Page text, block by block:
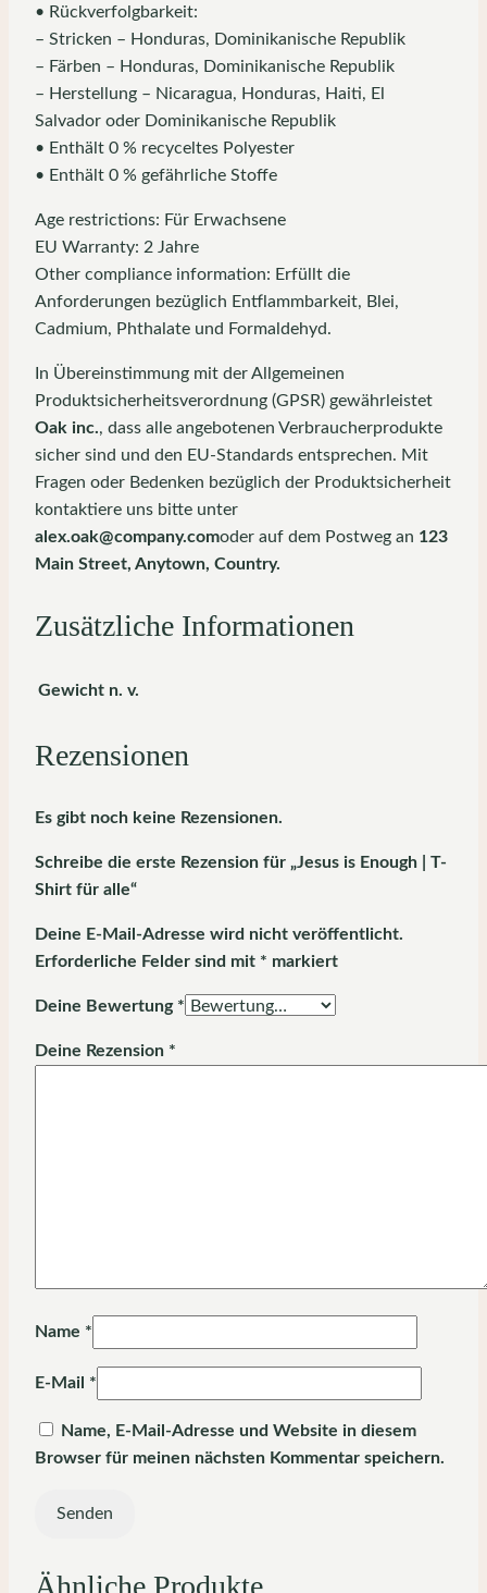
• Rückverfolgbarkeit:
– Stricken – Honduras, Dominikanische Republik
– Färben – Honduras, Dominikanische Republik
– Herstellung – Nicaragua, Honduras, Haiti, El
Salvador oder Dominikanische Republik
• Enthält 0 % recyceltes Polyester
• Enthält 0 % gefährliche Stoffe
Age restrictions: Für Erwachsene
EU Warranty: 2 Jahre
Other compliance information: Erfüllt die
Anforderungen bezüglich Entflammbarkeit, Blei,
Cadmium, Phthalate und Formaldehyd.
In Übereinstimmung mit der Allgemeinen
Produktsicherheitsverordnung (GPSR) gewährleistet
Oak inc., dass alle angebotenen Verbraucherprodukte
sicher sind und den EU-Standards entsprechen. Mit
Fragen oder Bedenken bezüglich der Produktsicherheit
kontaktiere uns bitte unter
alex.oak@company.comoder auf dem Postweg an 123
Main Street, Anytown, Country.
Zusätzliche Informationen
Gewicht n. v.
Rezensionen
Es gibt noch keine Rezensionen.
Schreibe die erste Rezension für „Jesus is Enough | T-
Shirt für alle“
Deine E-Mail-Adresse wird nicht veröffentlicht.
Erforderliche Felder sind mit * markiert
Deine Bewertung *
Deine Rezension *
Name *
E-Mail *
Name, E-Mail-Adresse und Website in diesem
Browser für meinen nächsten Kommentar speichern.
Ähnliche Produkte